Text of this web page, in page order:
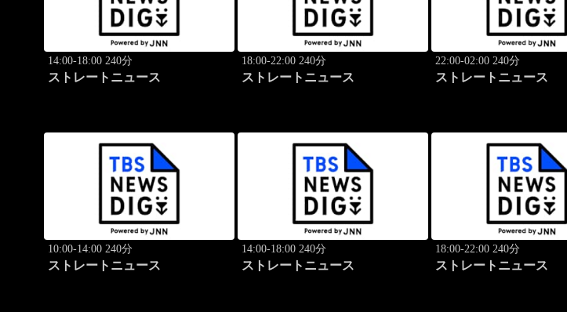
14:00-18:00 240分
ストレートニュース
18:00-22:00 240分
ストレートニュース
22:00-02:00 240分
ストレートニュース
10:00-14:00 240分
ストレートニュース
14:00-18:00 240分
ストレートニュース
18:00-22:00 240分
ストレートニュース